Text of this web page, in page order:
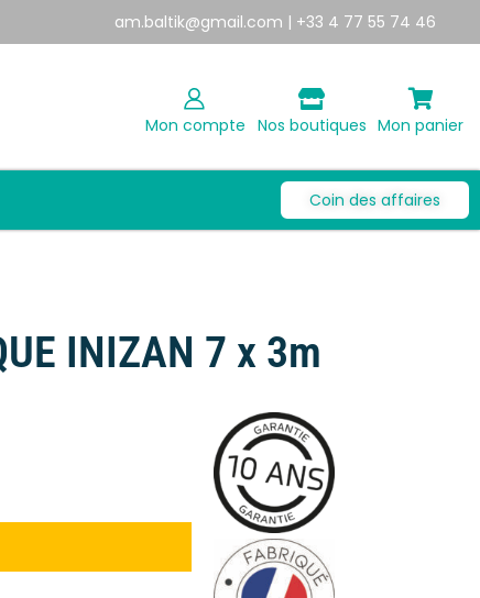
am.baltik@gmail.com | +33 4 77 55 74 46
Mon compte Nos boutiques Mon panier
Coin des affaires
INIZAN 7 x 3m